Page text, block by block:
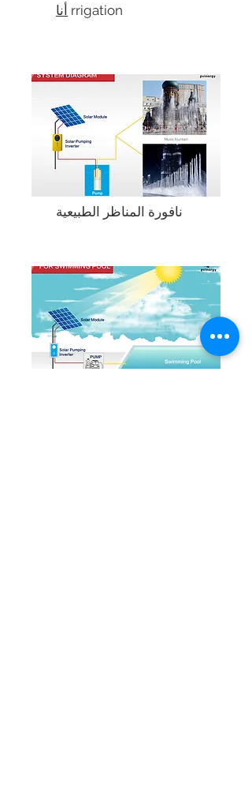
أنا rrigation
نافورة المناظر الطبيعية